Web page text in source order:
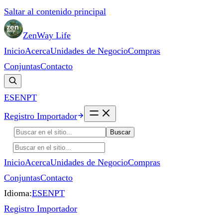
Saltar al contenido principal
ZenWay Life
InicioAcercaUnidades de NegocioCompras
ConjuntasContacto
ESENPT
Registro Importador
Buscar
InicioAcercaUnidades de NegocioCompras
ConjuntasContacto
Idioma:ESENPT
Registro Importador